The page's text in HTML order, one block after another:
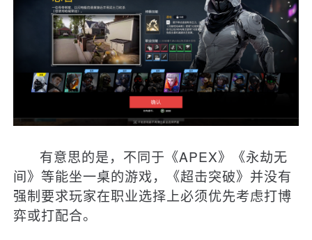
有意思的是，不同于《APEX》《永劫无
间》等能坐一桌的游戏，《超击突破》并没有
强制要求玩家在职业选择上必须优先考虑打博
弈或打配合。